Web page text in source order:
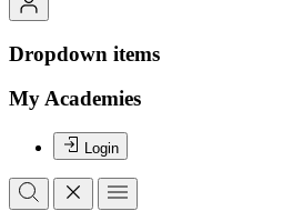
Dropdown items
My Academies
Login